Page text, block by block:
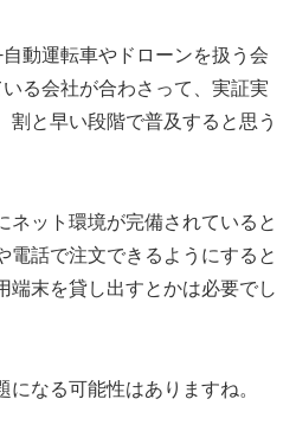
動運転車やドローンを扱う会
る会社が合わさって、実証実
割と早い段階で普及すると思う
ネット環境が完備されていると
電話で注文できるようにすると
端末を貸し出すとかは必要でし
なる可能性はありますね。